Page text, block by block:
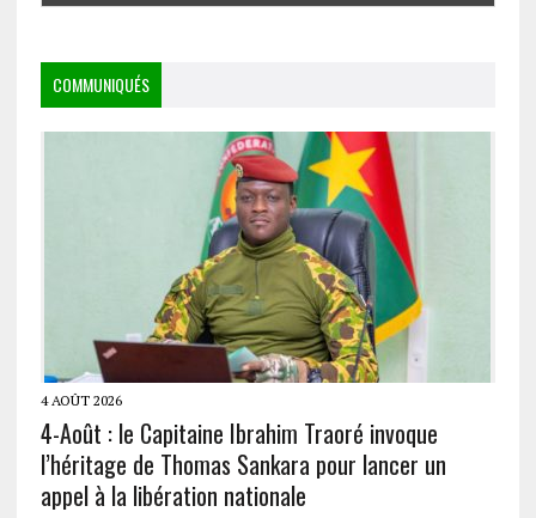
COMMUNIQUÉS
4 AOÛT 2026
4-Août : le Capitaine Ibrahim Traoré invoque
l’héritage de Thomas Sankara pour lancer un
appel à la libération nationale